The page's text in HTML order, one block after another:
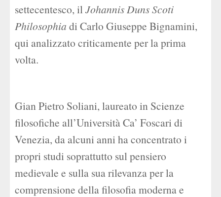
settecentesco, ilJohannis Duns Scoti
Philosophia di Carlo Giuseppe Bignamini,
qui analizzato criticamente per la prima
volta.
Gian Pietro Soliani, laureato in Scienze
filosofiche all’Università Ca’ Foscari di
Venezia, da alcuni anni ha concentrato i
propri studi soprattutto sul pensiero
medievale e sulla sua rilevanza per la
comprensione della filosofia moderna e